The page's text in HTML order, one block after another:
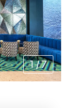
1 /7